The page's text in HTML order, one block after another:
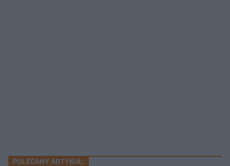
POLECANY ARTYKUŁ: